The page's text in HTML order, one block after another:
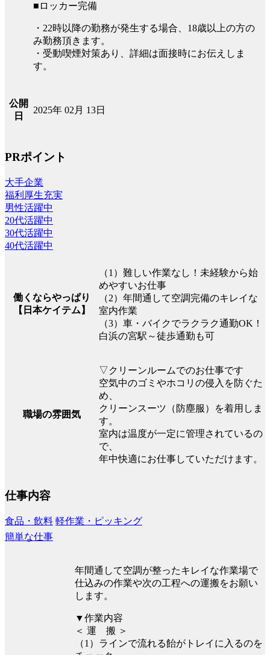
■ロッカー完備
・22時以降の勤務が発生する場合、18歳以上の方の
み勤務頂きます。
・受動喫煙対策あり、詳細は面接時にお伝えしま
す。
公開
日
2025年 02月 13日
PRポイント
大手企業
福利厚生充実
男性活躍中
20代活躍中
30代活躍中
40代活躍中
働くならやっぱり
【日本ケイテム】
（1）難しい作業なし！未経験から始
めやすいお仕事
（2）年間通して空調完備のキレイな
室内作業
（3）車・バイクでラクラク通勤OK！
白浜の宮駅～徒歩通勤も可
職場の雰囲気
▽クリーンルームでのお仕事です
空気中のゴミやホコリの侵入を防ぐた
め、
クリーンスーツ（防塵服）を着用しま
す。
室内は温度が一定に管理されているの
で、
年中快適にお仕事していただけます。
仕事内容
食品・飲料 軽作業・ピッキング
簡単な仕事
年間通して空調が整ったキレイな作業場で
仕込みの作業や次の工程への運搬をお願い
します。
▼作業内容
＜ 運 搬 ＞
（1）ラインで流れる飴がトレイに入るのを